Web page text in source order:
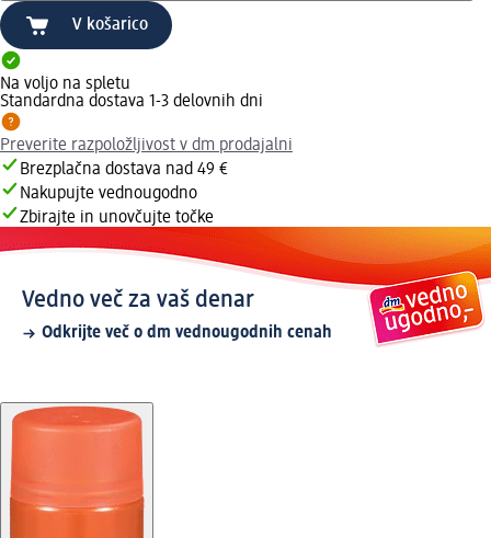
V košarico
Na voljo na spletu
Standardna dostava 1-3 delovnih dni
Preverite razpoložljivost v dm prodajalni
Brezplačna dostava nad 49 €
Nakupujte vednougodno
Zbirajte in unovčujte točke
Vedno več za vaš denar
Odkrijte več o dm vednougodnih cenah